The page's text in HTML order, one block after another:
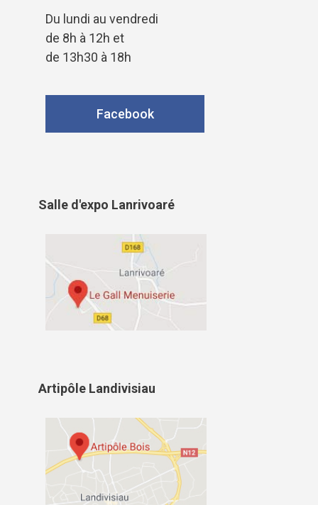
Du lundi au vendredi
de 8h à 12h et
de 13h30 à 18h
Facebook
Salle d'expo Lanrivoaré
Artipôle Landivisiau